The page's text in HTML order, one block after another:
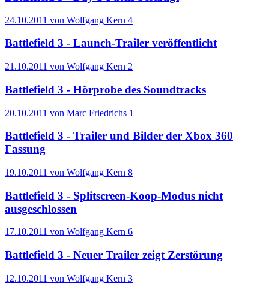
24.10.2011 von Wolfgang Kern 4
Battlefield 3 - Launch-Trailer veröffentlicht
21.10.2011 von Wolfgang Kern 2
Battlefield 3 - Hörprobe des Soundtracks
20.10.2011 von Marc Friedrichs 1
Battlefield 3 - Trailer und Bilder der Xbox 360
Fassung
19.10.2011 von Wolfgang Kern 8
Battlefield 3 - Splitscreen-Koop-Modus nicht
ausgeschlossen
17.10.2011 von Wolfgang Kern 6
Battlefield 3 - Neuer Trailer zeigt Zerstörung
12.10.2011 von Wolfgang Kern 3